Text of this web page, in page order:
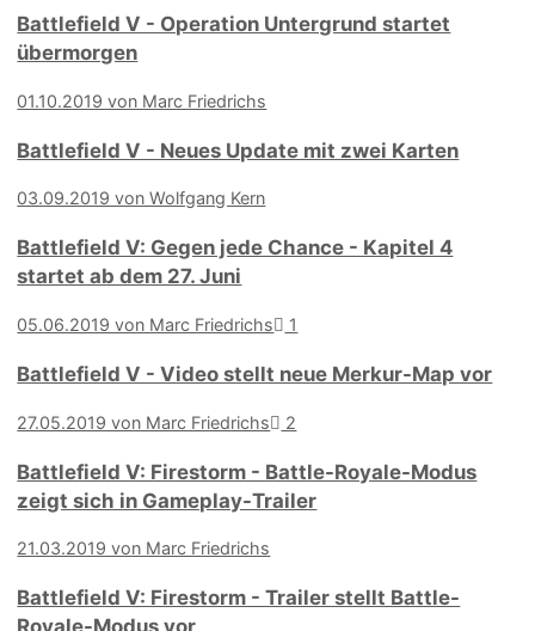
Battlefield V - Operation Untergrund startet
übermorgen
01.10.2019 von Marc Friedrichs
Battlefield V - Neues Update mit zwei Karten
03.09.2019 von Wolfgang Kern
Battlefield V: Gegen jede Chance - Kapitel 4
startet ab dem 27. Juni
05.06.2019 von Marc Friedrichs 1
Battlefield V - Video stellt neue Merkur-Map vor
27.05.2019 von Marc Friedrichs 2
Battlefield V: Firestorm - Battle-Royale-Modus
zeigt sich in Gameplay-Trailer
21.03.2019 von Marc Friedrichs
Battlefield V: Firestorm - Trailer stellt Battle-